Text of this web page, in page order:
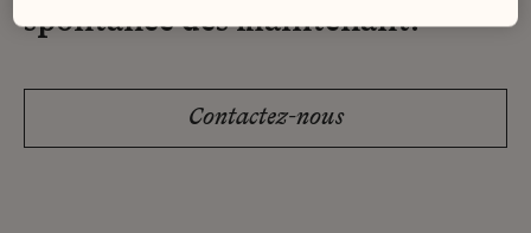
spontanée dès maintenant.
Contactez-nous